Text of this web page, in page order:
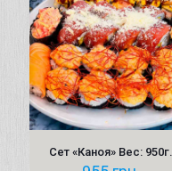
Сет «Каноя» Вес: 950г.